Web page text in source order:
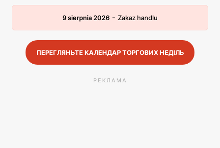
9 sierpnia 2026 - Zakaz handlu
ПЕРЕГЛЯНЬТЕ КАЛЕНДАР ТОРГОВИХ НЕДІЛЬ
РЕКЛАМА